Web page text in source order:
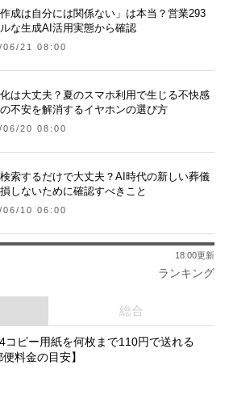
作成は自分には関係ない」は本当？営業293
な生成AI活用実態から確認
06/21 08:00
は大丈夫？夏のスマホ利用で生じる不快感
不安を解消するイヤホンの選び方
06/20 08:00
索するだけで大丈夫？AI時代の新しい葬儀
しないために確認すべきこと
06/10 06:00
ランキング
18:00更新
総合
コピー用紙を何枚まで110円で送れる
料金の目安】